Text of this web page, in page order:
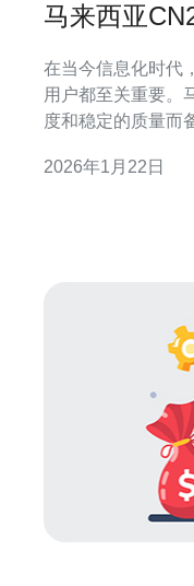
马来西亚
在当今信息化时代
用户都至关重要。
度和稳定的质量而
马来西亚CN2是什
2026年1月22日